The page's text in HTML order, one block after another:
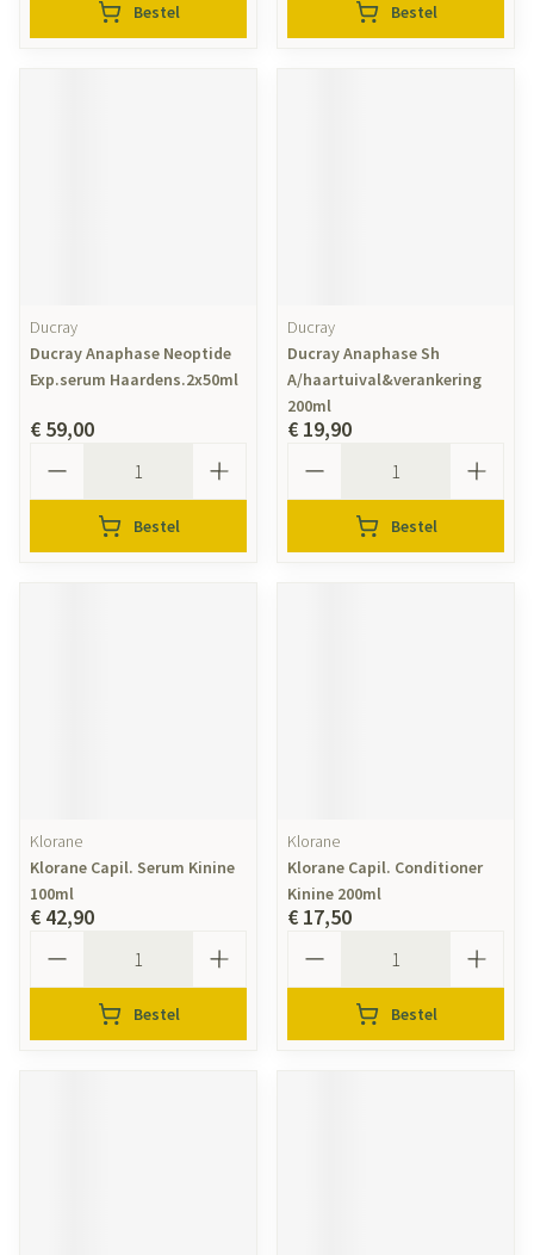
Bestel Bestel
Ducray
Ducray Anaphase Neoptide
Exp.serum Haardens.2x50ml
€ 59,00
Bestel
Ducray
Ducray Anaphase Sh
A/haartuival&verankering
200ml
€ 19,90
Bestel
Klorane
Klorane Capil. Serum Kinine
100ml
€ 42,90
Bestel
Klorane
Klorane Capil. Conditioner
Kinine 200ml
€ 17,50
Bestel